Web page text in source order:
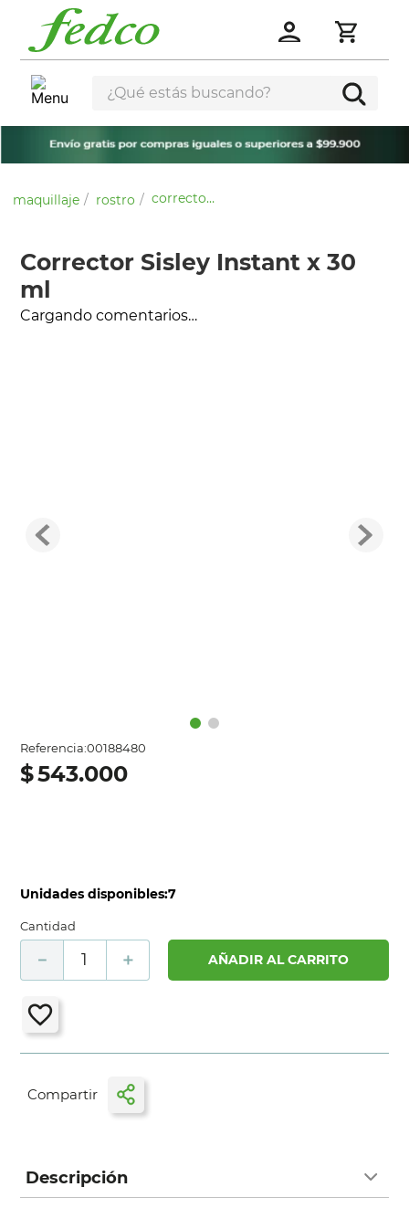
¿Qué estás buscando?
maquillaje rostro corrector sisley instant x 30 ml
Corrector Sisley Instant x 30
ml
Cargando comentarios…
Referencia:00188480
$543.000
Unidades disponibles:7
Cantidad
＋
－ AÑADIR AL CARRITO
Descripción